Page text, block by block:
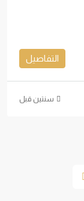
التفاصيل
‏سنتين قبل